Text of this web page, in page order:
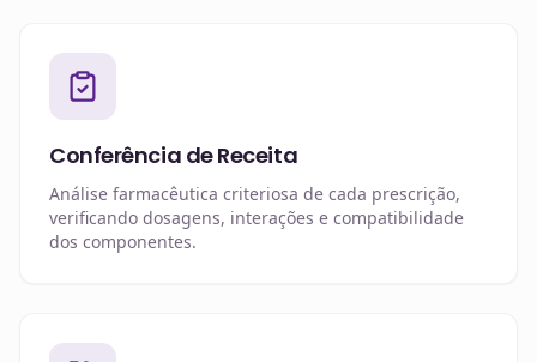
Conferência de Receita
Análise farmacêutica criteriosa de cada prescrição,
verificando dosagens, interações e compatibilidade
dos componentes.